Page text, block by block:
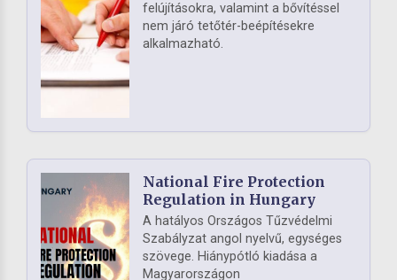
felújításokra, valamint a bővítéssel
nem járó tetőtér-beépítésekre
alkalmazható.
National Fire Protection
Regulation in Hungary
A hatályos Országos Tűzvédelmi
Szabályzat angol nyelvű, egységes
szövege. Hiánypótló kiadása a
Magyarországon